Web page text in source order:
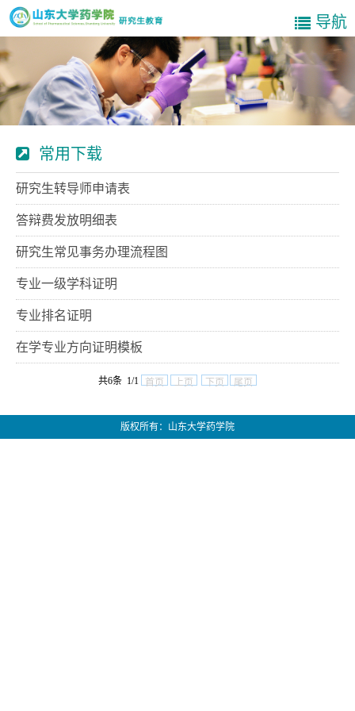
导航
常用下载
研究生转导师申请表
答辩费发放明细表
研究生常见事务办理流程图
专业一级学科证明
专业排名证明
在学专业方向证明模板
共6条 1/1 首页 上页 下页 尾页
版权所有：山东大学药学院